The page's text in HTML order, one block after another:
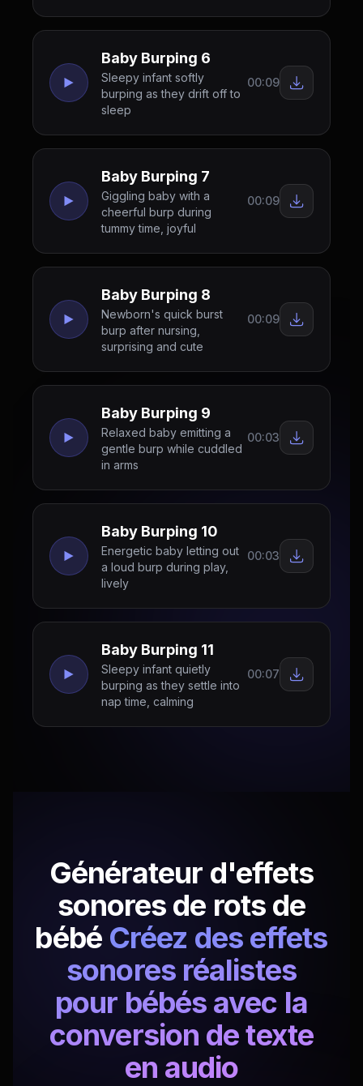
Baby Burping 6
Sleepy infant softly
burping as they drift off to
sleep
00:09
Baby Burping 7
Giggling baby with a
cheerful burp during
tummy time, joyful
00:09
Baby Burping 8
Newborn's quick burst
burp after nursing,
surprising and cute
00:09
Baby Burping 9
Relaxed baby emitting a
gentle burp while cuddled
in arms
00:03
Baby Burping 10
Energetic baby letting out
a loud burp during play,
lively
00:03
Baby Burping 11
Sleepy infant quietly
burping as they settle into
nap time, calming
00:07
Générateur d'effets
sonores de rots de
bébé Créez des effets
sonores réalistes
pour bébés avec la
conversion de texte
en audio